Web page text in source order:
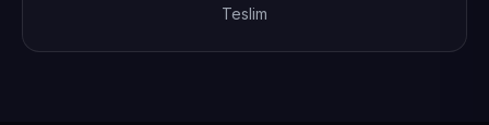
Teslim